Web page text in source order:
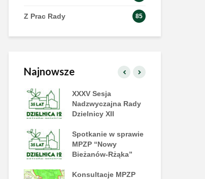
Z Prac Rady 85
Najnowsze
XXXV Sesja
Nadzwyczajna Rady
Dzielnicy XII
Spotkanie w sprawie
MPZP “Nowy
Bieżanów-Rżąka”
Konsultacje MPZP